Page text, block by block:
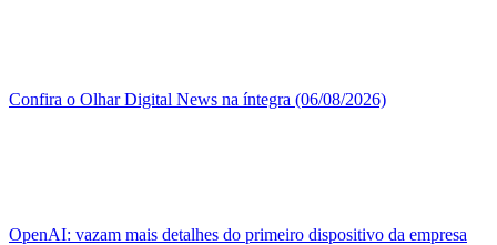
Confira o Olhar Digital News na íntegra (06/08/2026)
OpenAI: vazam mais detalhes do primeiro dispositivo da empresa